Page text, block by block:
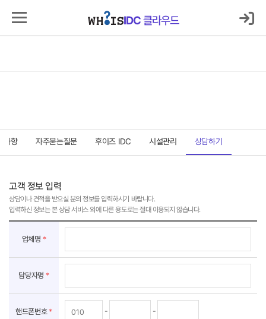
IDC클라우드
서버호스팅코로케이션클라우드보안매니지먼트고객지원센터
로그인 마이IDC
IDC클라우드
사항 자주묻는질문 후이즈 IDC 시설관리 상담하기
고객 정보 입력
상담이나 견적을 받으실 분의 정보를 입력하시기 바랍니다.
입력하신 정보는 본 상담 서비스 외에 다른 용도로는 절대 이용되지 않습니다.
보
업체명 *
담당자명 *
핸드폰번호* - -